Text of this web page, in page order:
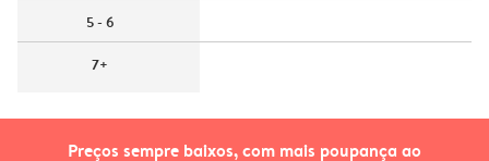
Preços sempre baixos, com mais poupança ao
5 - 6
7+